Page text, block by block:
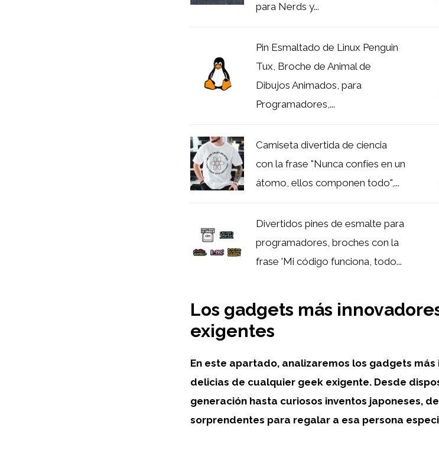
para Nerds y...
Pin Esmaltado de Linux Penguin
Tux, Broche de Animal de
Dibujos Animados, para
Programadores,...
Camiseta divertida de ciencia
con la frase "Nunca confíes en un
átomo, ellos componen todo",...
Divertidos pines de esmalte para
programadores, broches con la
frase 'Mi código funciona, todo...
Los gadgets más
exigentes
En este apartado, analizaremos los gadgets
delicias de cualquier geek exigente. Desde
generación hasta curiosos inventos japoneses,
sorprendentes para regalar a esa persona